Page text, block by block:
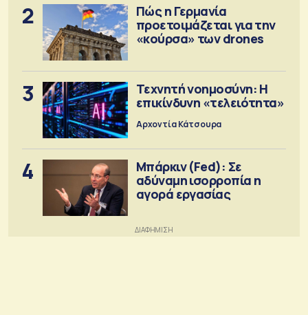
2
Πώς η Γερμανία
προετοιμάζεται για την
«κούρσα» των drones
3
Τεχνητή νοημοσύνη: Η
επικίνδυνη «τελειότητα»
Αρχοντία Κάτσουρα
4
Μπάρκιν (Fed): Σε
αδύναμη ισορροπία η
αγορά εργασίας